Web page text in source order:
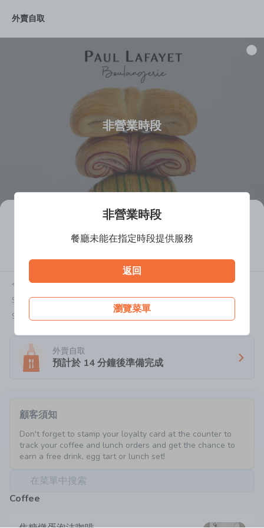
非營業時段
餐廳未能在指定時段提供服務
返回
瀏覽菜單
外賣自取
非營業時段
Quarry Bay
餐廳離線中
今天:08:00-19:00
Shop 4, G/F PCCW Tower, Quarry Bay
9229 1948
外賣自取
預計於 14分鐘後準備完成
顧客須知
Don't forget to stamp your loyalty card at the counter to
track your coffee and lunch orders and get the chance to
earn a free drink, egg tart or lunch set!
在菜單中搜索
Signature
Coffee